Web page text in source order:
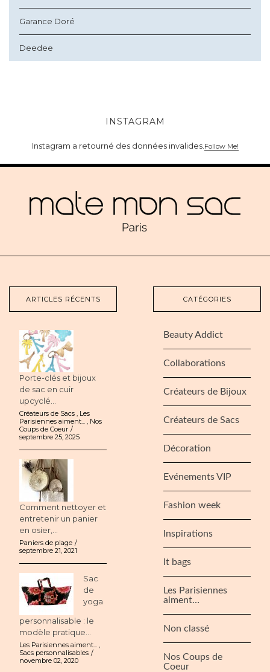
Garance Doré
Deedee
INSTAGRAM
Instagram a retourné des données invalides. Follow Me!
ARTICLES RÉCENTS
Porte-clés et bijoux
de sac en cuir
upcyclé...
Créateurs de Sacs
Les
Parisiennes aiment...
Nos
Coups de Coeur
septembre 25, 2025
Comment nettoyer et
entretenir un panier
en osier,...
Paniers de plage
septembre 21, 2021
Sac
de
yoga
personnalisable : le
modèle pratique...
Les Parisiennes aiment...
Sacs personnalisables
novembre 02, 2020
CATÉGORIES
Beauty Addict
Collaborations
Créateurs de Bijoux
Créateurs de Sacs
Décoration
Evénements VIP
Fashion week
Inspirations
It bags
Les Parisiennes
aiment…
Non classé
Nos Coups de
Coeur